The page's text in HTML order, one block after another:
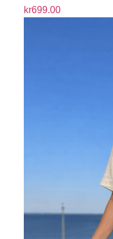
kr699.00